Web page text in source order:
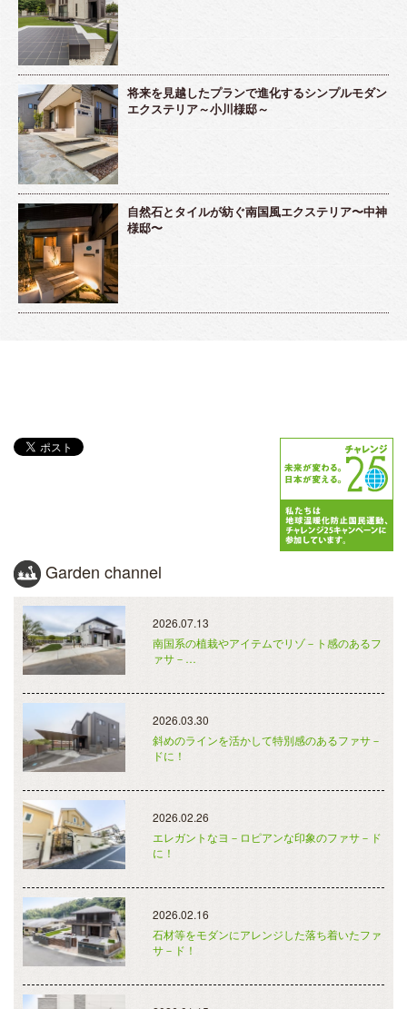
将来を見越したプランで進化するシンプルモダン
エクステリア～小川様邸～
自然石とタイルが紡ぐ南国風エクステリア〜中神
様邸〜
Garden channel
2026.07.13
南国系の植栽やアイテムでリゾ－ト感のあるフ
ァサ－…
2026.03.30
斜めのラインを活かして特別感のあるファサ－
ドに！
2026.02.26
エレガントなヨ－ロピアンな印象のファサ－ド
に！
2026.02.16
石材等をモダンにアレンジした落ち着いたファ
サ－ド！